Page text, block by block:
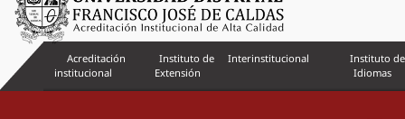
Acreditación
institucional
Instituto de
Extensión
Interinstitucional
Instituto de
Idiomas